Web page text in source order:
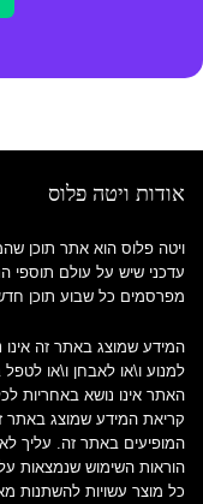
אודות ויטה פלוס
ויטה פלוס הוא אתר תוכן
עדכני שיש על עולם תוספי
מפרסמים כל שבוע תוכן
המידע שמוצג באתר זה אינו
למנוע ו\או לאבחן ו\או
האתר אינו נושא באחריות
קריאת המידע שמוצג באתר
המופיעים באתר זה. עליך
הוראות השימוש שנמצאות
כל מוצר עשויות להשתנות